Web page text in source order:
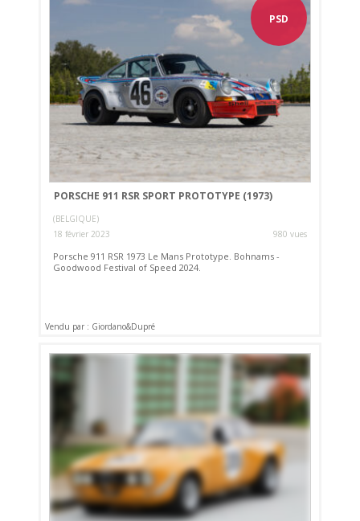
PSD
PORSCHE 911 RSR SPORT PROTOTYPE (1973)
(BELGIQUE)
18 février 2023
980 vues
Porsche 911 RSR 1973 Le Mans Prototype. Bohnams -
Goodwood Festival of Speed 2024.
Vendu par : Giordano&Dupré